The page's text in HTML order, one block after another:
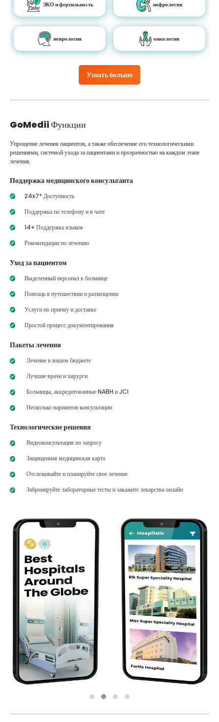
Узнать больше
ЭКО и фертильность нефрология
неврология онкология
GoMediiФункции
Упрощение лечения пациентов, а также обеспечение его технологическими
решениями, системой ухода за пациентами и прозрачностью на каждом этапе
лечения.
Поддержка медицинского консультанта
24x7* Доступность
Поддержка по телефону и в чате
14+ Поддержка языков
Рекомендации по лечению
Уход за пациентом
Выделенный персонал в больнице
Помощь в путешествии и размещении
Услуги по приему и доставке
Простой процесс документирования
Пакеты лечения
Лечение в вашем бюджете
Лучшие врачи и хирурги
Больницы, аккредитованные NABH и JCI
Несколько вариантов консультации
Технологические решения
Видеоконсультация по запросу
Защищенная медицинская карта
Отслеживайте и планируйте свое лечение
Забронируйте лабораторные тесты и закажите лекарства онлайн